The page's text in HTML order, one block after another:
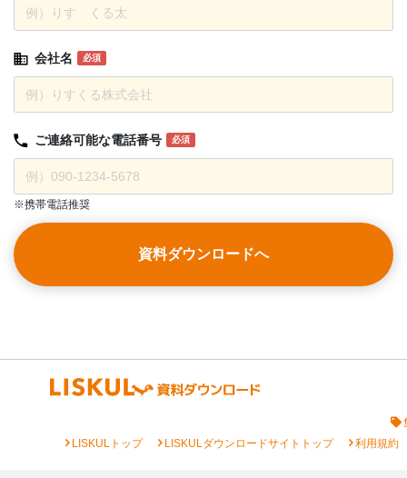
会社名 必須
ご連絡可能な電話番号 必須
※携帯電話推奨
資料ダウンロードへ
chevron_rightLISKULトップ chevron_rightLISKULダウンロードサイトトップ chevron_right利用規約